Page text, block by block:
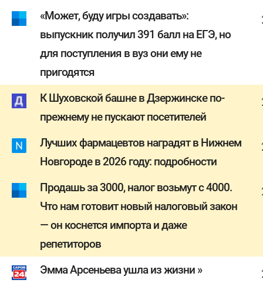
«Может, буду игры создавать»:
выпускник получил 391 балл на ЕГЭ, но
для поступления в вуз они ему не
пригодятся
К Шуховской башне в Дзержинске по-
прежнему не пускают посетителей
Лучших фармацевтов наградят в Нижнем
Новгороде в 2026 году: подробности
Продашь за 3000, налог возьмут с 4000.
Что нам готовит новый налоговый закон
— он коснется импорта и даже
репетиторов
Эмма Арсеньева ушла из жизни »